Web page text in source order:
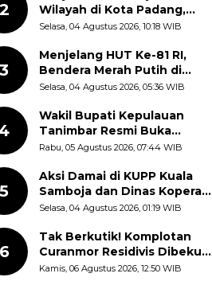
2
Wilayah di Kota Padang,
Proses Evakuasi Warga
Selasa, 04 Agustus 2026, 10:18 WIB
3
Menjelang HUT Ke-81 RI,
Bendera Merah Putih di
Kantor Dinas Kehutanan
Selasa, 04 Agustus 2026, 05:36 WIB
Wakil Bupati Kepulauan
Tanimbar Resmi Buka
Rangkaian Peringatan HUT
Diajak Perkuat Semangat
Nasionalisme
Rabu, 05 Agustus 2026, 07:44 WIB
5
Aksi Damai di KUPP Kuala
Samboja dan Dinas Koperasi
Kukar, Tuntut Keadilan dan
Selasa, 04 Agustus 2026, 01:19 WIB
6
Tak Berkutik! Komplotan
Curanmor Residivis Dibekuk
Polisi, Delapan Aksi
Kamis, 06 Agustus 2026, 12:50 WIB